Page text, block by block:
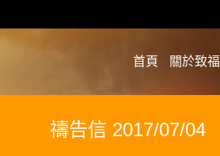
首頁 關於致福
禱告信 2017/07/04